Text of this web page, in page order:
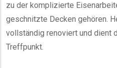
zu der komplizierte
geschnitzte Decken gehören.
vollständig renoviert und dient
Treffpunkt.